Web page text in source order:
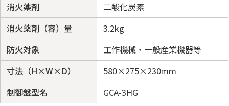
消火薬剤
二酸化炭素
消火薬剤（容）量
3.2kg
防火対象
工作機械・一般産業機器等
寸法（H×W×D）
580×275×230mm
制御盤型名
GCA-3HG